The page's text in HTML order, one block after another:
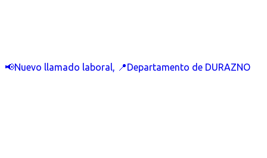
📢Nuevo llamado laboral, 📍Departamento de DURAZNO